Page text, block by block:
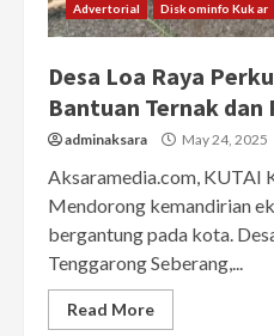
Advertorial Diskominfo Kukar
Desa Loa Raya
Bantuan Ternak dan
adminaksara May 24, 2025
Aksaramedia.com, KUTAI
Mendorong kemandirian
bergantung pada kota.
Tenggarong Seberang,...
Read More